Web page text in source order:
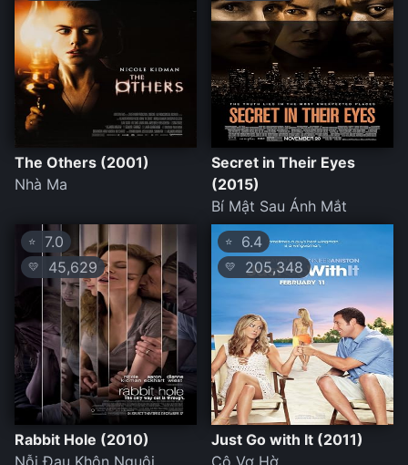
The Others (2001)
Nhà Ma
Secret in Their Eyes
(2015)
Bí Mật Sau Ánh Mắt
⭐ 7.0
💛 45,629
Rabbit Hole (2010)
Nỗi Đau Khôn Nguôi
⭐ 6.4
💛 205,348
Just Go with It (2011)
Cô Vợ Hờ